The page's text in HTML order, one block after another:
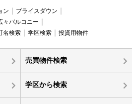
ン
プライスダウン
々バルコニー
名検索 学区検索 投資用物件
売買物件検索
学区から検索